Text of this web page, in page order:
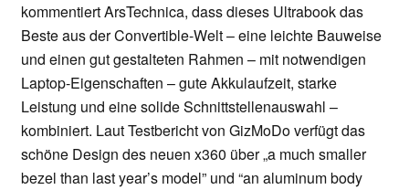
kommentiert ArsTechnica, dass dieses Ultrabook das
Beste aus der Convertible-Welt – eine leichte Bauweise
und einen gut gestalteten Rahmen – mit notwendigen
Laptop-Eigenschaften – gute Akkulaufzeit, starke
Leistung und eine solide Schnittstellenauswahl –
kombiniert. Laut Testbericht von GizMoDo verfügt das
schöne Design des neuen x360 über „a much smaller
bezel than last year’s model” und “an aluminum body